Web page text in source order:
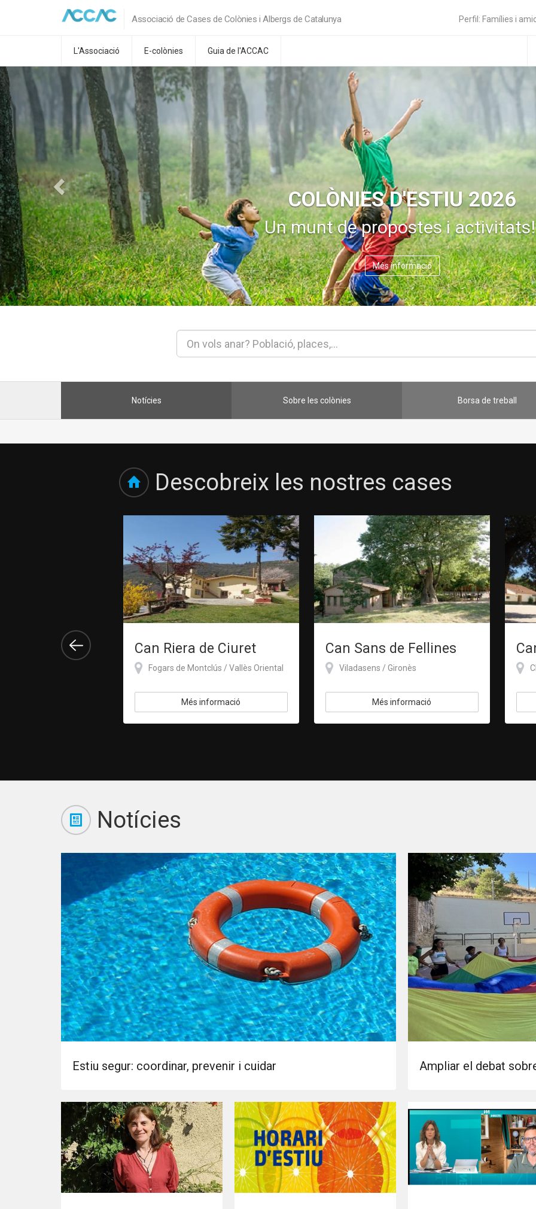
Associació de Cases de Colònies i Albergs de Catalunya Perfil: Famílies i
L'Associació E-colònies Guia de l'ACCAC
COLÒNIES D'ESTIU 2026
Un munt de propostes i
Més informació
Previous
Notícies Sobre les colònies Borsa de treball
Descobreix les nostres cases
Can Riera de Ciuret
Fogars de Montclús / Vallès Oriental
Més informació
Can Sans de Fellines
Viladasens / Gironès
Més informació
Notícies
Estiu segur: coordinar, prevenir i cuidar Ampliar el debat